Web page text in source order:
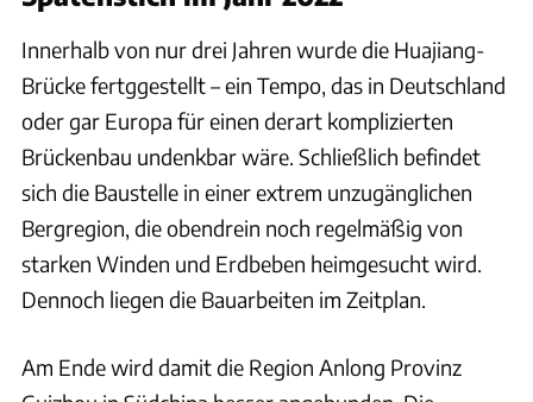
Innerhalb von nur drei Jahren wurde die Huajiang-
Brücke fertggestellt – ein Tempo, das in Deutschland
oder gar Europa für einen derart komplizierten
Brückenbau undenkbar wäre. Schließlich befindet
sich die Baustelle in einer extrem unzugänglichen
Bergregion, die obendrein noch regelmäßig von
starken Winden und Erdbeben heimgesucht wird.
Dennoch liegen die Bauarbeiten im Zeitplan.
Am Ende wird damit die Region Anlong Provinz